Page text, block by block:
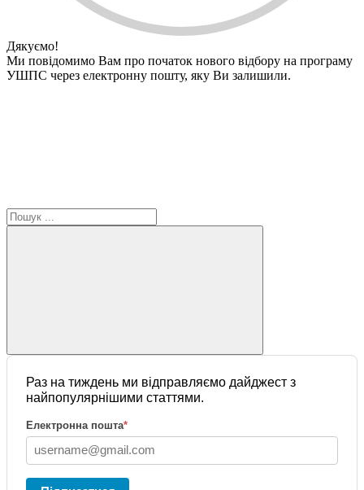
Дякуємо!
Ми повідомимо Вам про початок нового відбору на програму
УШПС через електронну пошту, яку Ви залишили.
Раз на тиждень ми відправляємо дайджест з
найпопулярнішими статтями.
Електронна пошта*